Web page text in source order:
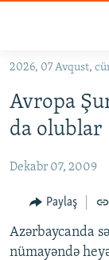
Əsas
qayıt
Əsas
qayıt
#İZAHLA
#ƏSLINDƏ
FƏRQƏ BAX
QANUNI DOĞRU
2026, 07 Avqust,
Avropa
da olublar
Dekabr 07, 2009
Paylaş
Azərbaycanda
nümayəndə